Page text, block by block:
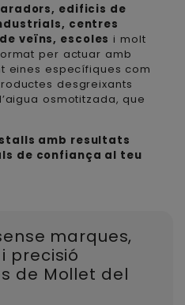
edificis de
centres
veïns, escoles i molt
per actuar amb
eines específiques com
desgreixants
osmotitzada, que
amb resultats
de confiança al teu
marques,
precisió
de Mollet del